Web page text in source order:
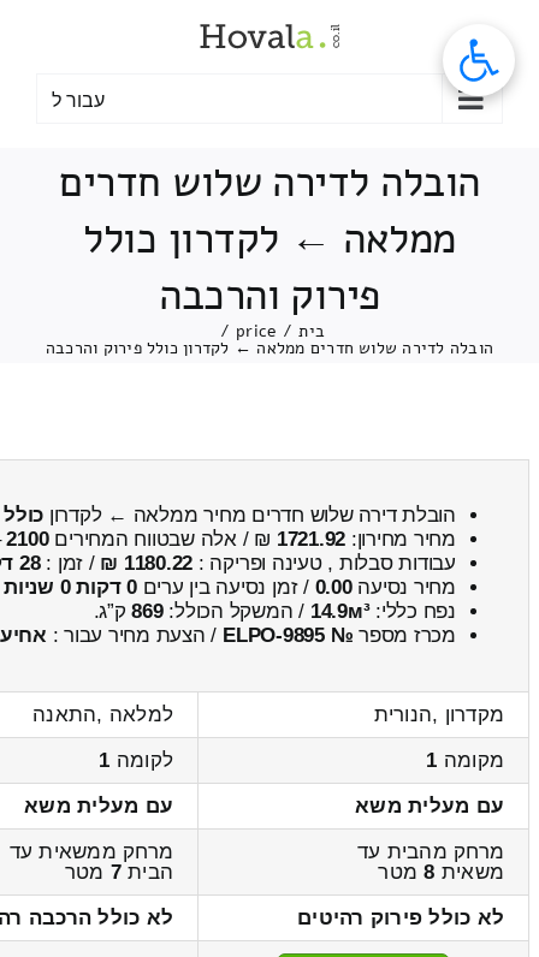
עבור ל
הובלה לדירה שלוש חדרים
ממלאה ← לקדרון כולל
פירוק והרכבה
בית /
price
/
הובלה לדירה שלוש חדרים ממלאה ← לקדרון כולל פירוק והרכבה
הובלת דירה שלוש חדרים מחיר ממלאה ← לקדרון
מחיר מחירון: 1721.92 ₪ / אלה שבטווח המחירים2100
עבודות סבלות , טעינה ופריקה : 1180.22 ₪ / זמן :28 דקות 9 שניות
מחיר נסיעה0.00 / זמן נסיעה בין ערים0 דקות 0 שניות
נפח כללי:14.9м³ / המשקל הכולל:869ק”ג.
מכרז מספר № ELPO-9895 / הצעת מחיר עבור :
מקדרון ,הנורית
למלאה ,התאנה
מקומה 1 לקומה 1
עם מעלית משא
עם מעלית משא
מרחק מהבית עד
משאית 8מטר
מרחק ממשאית עד
הבית7 מטר
לא כולל פירוק רהיטים
לא כולל הרכבה